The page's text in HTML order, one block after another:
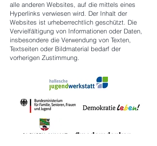
alle anderen Websites, auf die mittels eines
Hyperlinks verwiesen wird. Der Inhalt der
Websites ist urheberrechtlich geschützt. Die
Vervielfältigung von Informationen oder Daten,
insbesondere die Verwendung von Texten,
Textseiten oder Bildmaterial bedarf der
vorherigen Zustimmung.